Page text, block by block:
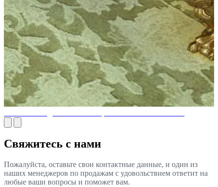
Свяжитесь с нами
Пожалуйста, оставьте свои контактные данные, и один из
наших менеджеров по продажам с удовольствием ответит на
любые ваши вопросы и поможет вам.